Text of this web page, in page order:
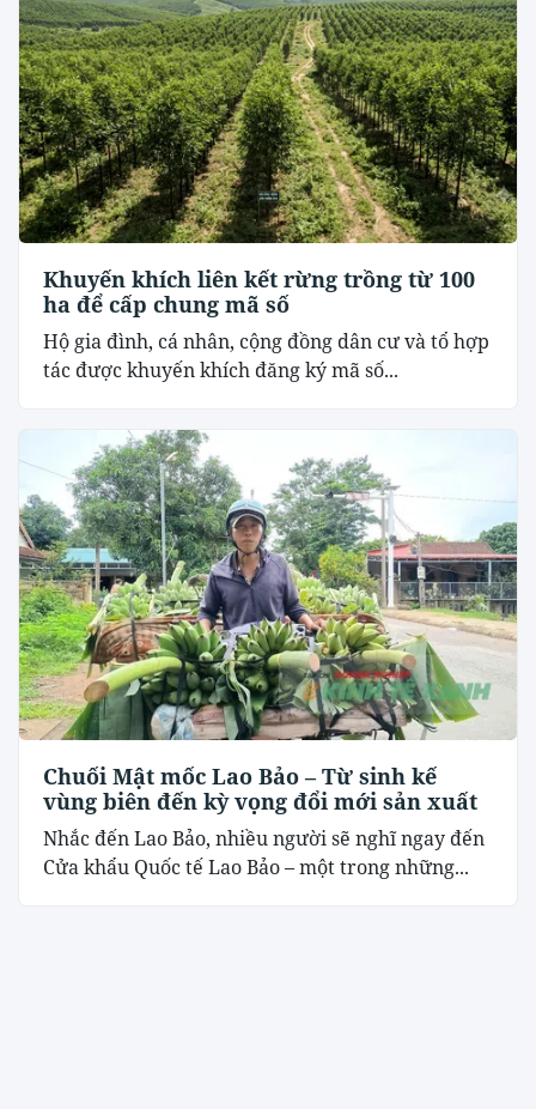
Khuyến khích liên kết rừng trồng từ 100
ha để cấp chung mã số
Hộ gia đình, cá nhân, cộng đồng dân cư và tổ hợp
tác được khuyến khích đăng ký mã số...
Chuối Mật mốc Lao Bảo – Từ sinh kế
vùng biên đến kỳ vọng đổi mới sản xuất
Nhắc đến Lao Bảo, nhiều người sẽ nghĩ ngay đến
Cửa khẩu Quốc tế Lao Bảo – một trong những...